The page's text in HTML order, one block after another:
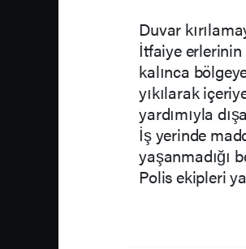
Duvar
İtfaiye erlerinin
kalınca
yıkılarak
yardımıyla
İş yerinde
yaşanmadığı
Polis ekipleri